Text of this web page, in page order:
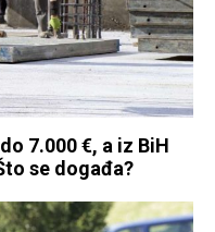
7.000 €, a iz BiH
se događa?